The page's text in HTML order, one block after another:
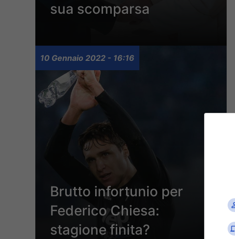
sua scomparsa
10 Gennaio 2022 - 16:16
Brutto infortunio per
Federico Chiesa:
stagione finita?